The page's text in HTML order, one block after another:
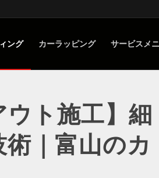
ング カーラッピング サービスメ
ウト施工】細
｜富山のカ